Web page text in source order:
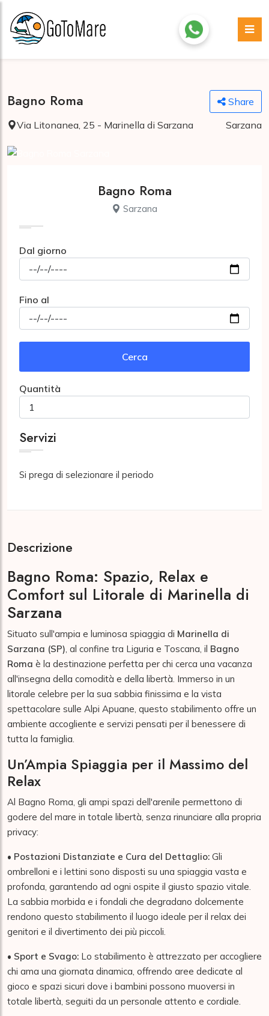
Bagno Roma
Share
Via Litonanea, 25 - Marinella di Sarzana
Sarzana
Bagno Roma
Sarzana
Dal giorno
Fino al
Cerca
Quantità
Servizi
Si prega di selezionare il periodo
Descrizione
Bagno Roma: Spazio, Relax e
Comfort sul Litorale di Marinella di
Sarzana
Situato sull'ampia e luminosa spiaggia di Marinella di
Sarzana (SP), al confine tra Liguria e Toscana, il Bagno
Roma è la destinazione perfetta per chi cerca una vacanza
all'insegna della comodità e della libertà. Immerso in un
litorale celebre per la sua sabbia finissima e la vista
spettacolare sulle Alpi Apuane, questo stabilimento offre un
ambiente accogliente e servizi pensati per il benessere di
tutta la famiglia.
Un’Ampia Spiaggia per il Massimo del
Relax
Al Bagno Roma, gli ampi spazi dell'arenile permettono di
godere del mare in totale libertà, senza rinunciare alla propria
privacy:
• Postazioni Distanziate e Cura del Dettaglio: Gli
ombrelloni e i lettini sono disposti su una spiaggia vasta e
profonda, garantendo ad ogni ospite il giusto spazio vitale.
La sabbia morbida e i fondali che degradano dolcemente
rendono questo stabilimento il luogo ideale per il relax dei
genitori e il divertimento dei più piccoli.
• Sport e Svago: Lo stabilimento è attrezzato per accogliere
chi ama una giornata dinamica, offrendo aree dedicate al
gioco e spazi sicuri dove i bambini possono muoversi in
totale libertà, seguiti da un personale attento e cordiale.